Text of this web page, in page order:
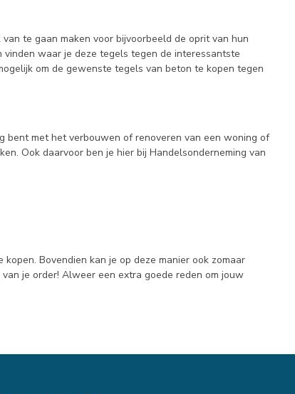
te gaan maken voor bijvoorbeeld de oprit van hun
waar je deze tegels tegen de interessantste
om de gewenste tegels van beton te kopen tegen
met het verbouwen of renoveren van een woning of
Ook daarvoor ben je hier bij Handelsonderneming van
Bovendien kan je op deze manier ook zomaar
je order! Alweer een extra goede reden om jouw